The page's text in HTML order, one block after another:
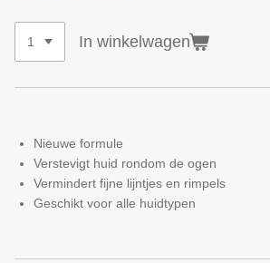
In winkelwagen
Nieuwe formule
Verstevigt huid rondom de ogen
Vermindert fijne lijntjes en rimpels
Geschikt voor alle huidtypen